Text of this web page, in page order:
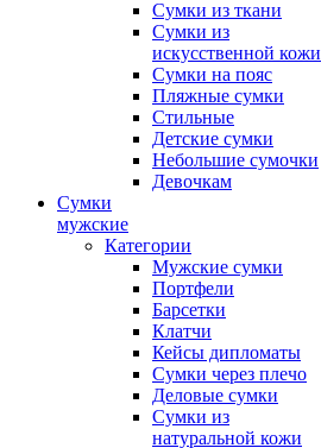
Сумки из ткани
Сумки из
искусственной кожи
Сумки на пояс
Пляжные сумки
Стильные
Детские сумки
Небольшие сумочки
Девочкам
Сумки
мужские
Категории
Мужские сумки
Портфели
Барсетки
Клатчи
Кейсы дипломаты
Сумки через плечо
Деловые сумки
Сумки из
натуральной кожи